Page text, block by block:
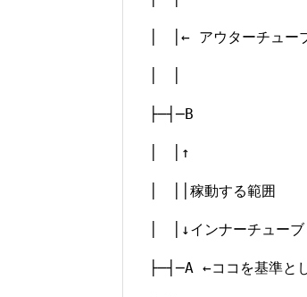
│ │← アウターチュー
├─┤─B
│ │↑
│ ││稼動する範囲
│ │↓インナーチューブ
├─┤─A ←ココを基準と